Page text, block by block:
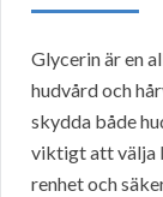
Glycerin är en
hudvård och
skydda både
viktigt att välja
renhet och